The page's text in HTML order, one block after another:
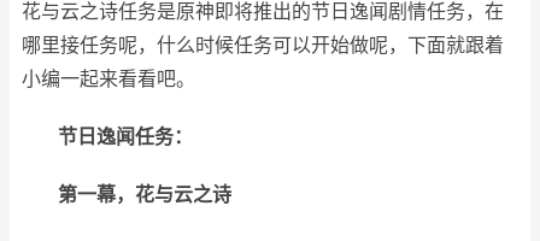
花与云之诗任务是原神即将推出的节日逸闻剧情任务，在
哪里接任务呢，什么时候任务可以开始做呢，下面就跟着
小编一起来看看吧。
节日逸闻任务：
第一幕，花与云之诗